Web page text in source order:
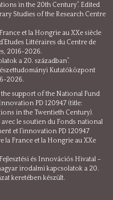
in the 20th Century”. Edited
Studies of the Research Centre
et la Hongrie au XXe siècle
Littéraires du Centre de
2016-2026.
a 20. században”.
Kutatóközpont
2026.
support of the National Fund
PD 120947 (title:
in the Twentieth Century).
avec le soutien du Fonds national
et l’innovation PD 120947
la France et la Hongrie au XXe
és Innovációs Hivatal –
irodalmi kapcsolatok a 20.
keretében készült.